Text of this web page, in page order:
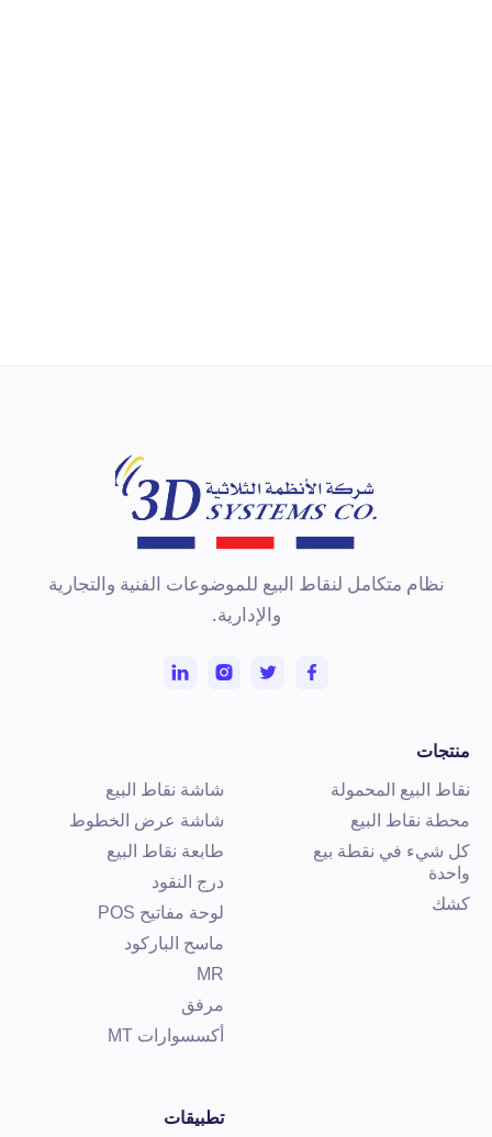
نظام متكامل لنقاط البيع للموضوعات الفنية والتجارية
والإدارية.
البيع المحمولة
نقاط البيع
شيء في نقطة بيع
شاشة نقاط البيع
شاشة عرض الخطوط
طابعة نقاط البيع
درج النقود
لوحة مفاتيح POS
ماسح الباركود
MR
مرفق
أكسسوارات MT
تطبيقات